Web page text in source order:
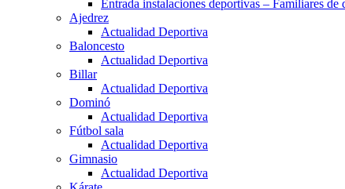
Entrada instalaciones deportivas – Familiares de
Ajedrez
Actualidad Deportiva
Baloncesto
Actualidad Deportiva
Billar
Actualidad Deportiva
Dominó
Actualidad Deportiva
Fútbol sala
Actualidad Deportiva
Gimnasio
Actualidad Deportiva